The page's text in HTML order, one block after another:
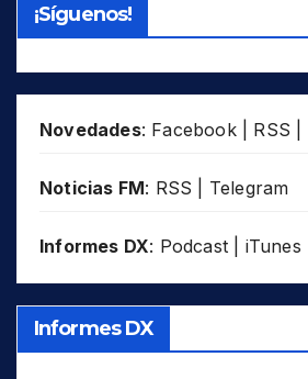
¡Síguenos!
Novedades: Facebook| RSS
Noticias FM: RSS Telegram
Informes DX: Podcast iTunes
Informes DX